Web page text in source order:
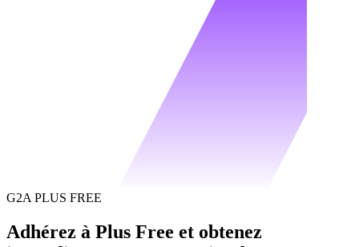
G2A PLUS FREE
Adhérez à Plus Free et obtenez